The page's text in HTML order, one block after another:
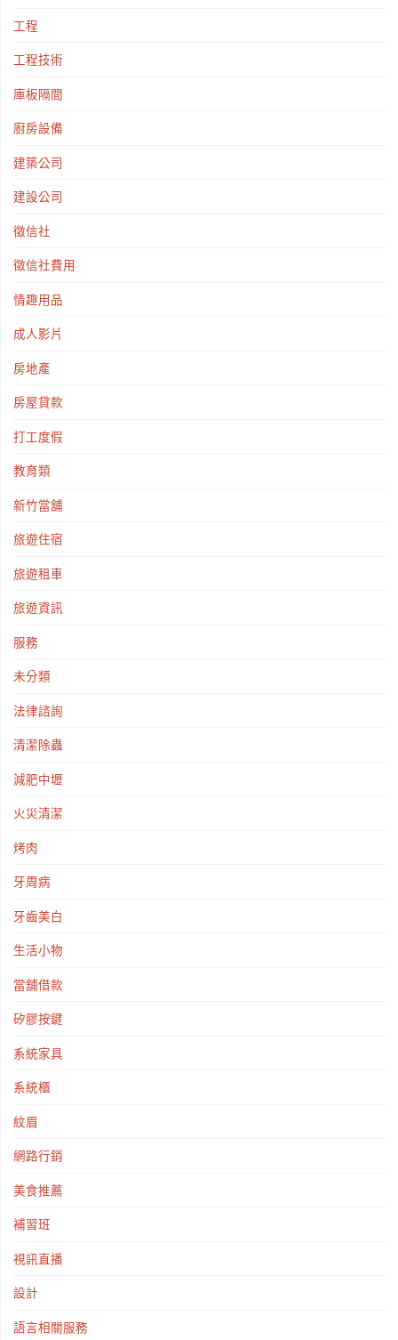
工程
工程技術
庫板隔間
廚房設備
建築公司
建設公司
徵信社
徵信社費用
情趣用品
成人影片
房地產
房屋貸款
打工度假
教育類
新竹當舖
旅遊住宿
旅遊租車
旅遊資訊
服務
未分類
法律諮詢
清潔除蟲
減肥中壢
火災清潔
烤肉
牙周病
牙齒美白
生活小物
當舖借款
矽膠按鍵
系統家具
系統櫃
紋眉
網路行銷
美食推薦
補習班
視訊直播
設計
語言相關服務